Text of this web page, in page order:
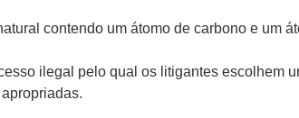
contendo um átomo de carbono e um
ilegal pelo qual os litigantes escolhem